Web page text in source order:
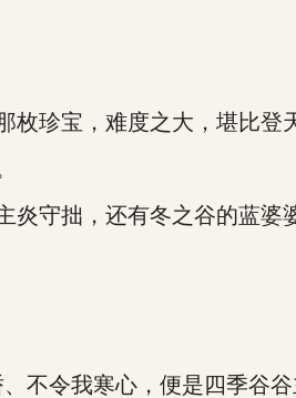
珍宝，难度之大，堪比登
守拙，还有冬之谷的蓝婆
令我寒心，便是四季谷谷